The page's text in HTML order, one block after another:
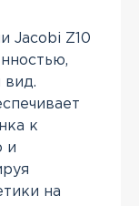
Jacobi Z10
вид.
к
и
на